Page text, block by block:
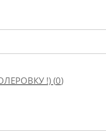
!) (0)